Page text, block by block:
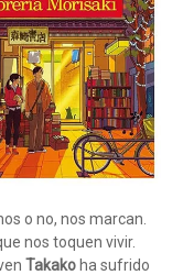
o no, nos marcan.
nos toquen vivir.
Takako ha sufrido